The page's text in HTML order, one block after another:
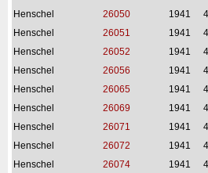
Henschel
26050 1941
Henschel
26051 1941
Henschel
26052 1941
Henschel
26056 1941
Henschel
26065 1941
Henschel
26069 1941
Henschel
26071 1941
Henschel
26072 1941
Henschel
26074 1941